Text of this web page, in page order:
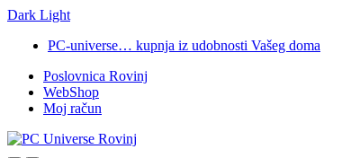
Dark Light
navigation
content
PC-universe… kupnja iz udobnosti Vašeg doma
Poslovnica Rovinj
WebShop
Moj račun